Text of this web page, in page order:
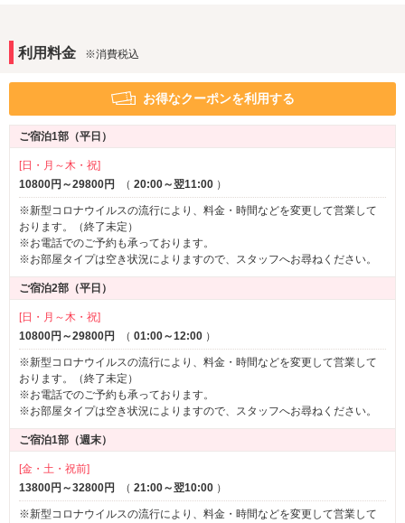
アメニティ
セレクトシャンプー
カールドライヤー
電気マッサージ器
コスプレ
バスローブ
部屋タイプ
禁煙ルーム ※一部 1名利用可
サービス
ルームサービス 女子会
利用料金 ※消費税込
お得なクーポンを利用する
ご宿泊1部（平日）
[日・月～木・祝]
10800円～29800円
（ 20:00～翌11:00 ）
※新型コロナウイルスの流行により、料金・時間などを変更して営業して
おります。（終了未定）
※お電話でのご予約も承っております。
※お部屋タイプは空き状況によりますので、スタッフへお尋ねください。
ご宿泊2部（平日）
[日・月～木・祝]
10800円～29800円
（ 01:00～12:00 ）
※新型コロナウイルスの流行により、料金・時間などを変更して営業して
おります。（終了未定）
※お電話でのご予約も承っております。
※お部屋タイプは空き状況によりますので、スタッフへお尋ねください。
ご宿泊1部（週末）
[金・土・祝前]
13800円～32800円
（ 21:00～翌10:00 ）
※新型コロナウイルスの流行により、料金・時間などを変更して営業して